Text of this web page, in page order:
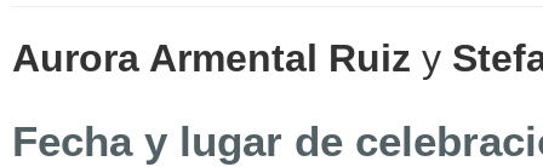
Aurora Armental Ruiz y
Fecha y lugar de